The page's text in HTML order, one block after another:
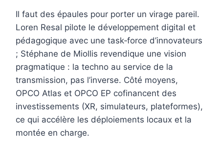
Il faut des épaules pour porter un virage pareil.
Loren Resal pilote le développement digital et
pédagogique avec une task‑force d’innovateurs
; Stéphane de Miollis revendique une vision
pragmatique : la techno au service de la
transmission, pas l’inverse. Côté moyens,
OPCO Atlas et OPCO EP cofinancent des
investissements (XR, simulateurs, plateformes),
ce qui accélère les déploiements locaux et la
montée en charge.